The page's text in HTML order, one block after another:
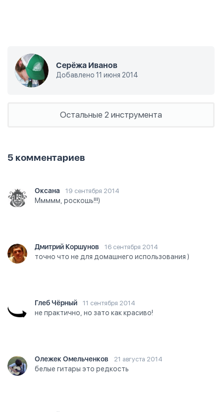
Серёжа Иванов
Добавлено 11 июня 2014
Остальные 2 инструмента
5 комментариев
Оксана 19 сентября 2014
Ммммм, роскошь!!!)
Дмитрий Коршунов 16 сентября 2014
точно что не для домашнего использования )
Глеб Чёрный 11 сентября 2014
не практично, но зато как красиво!
Олежек Омельченков 21 августа 2014
белые гитары это редкость